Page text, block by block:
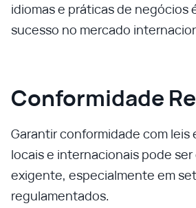
idiomas e práticas de negócios
sucesso no mercado
Conformidade
Garantir conformidade com leis
locais e internacionais pode
exigente, especialmente em
regulamentados.